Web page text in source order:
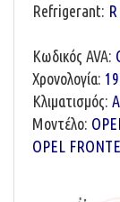
Refrigerant:
Κωδικός AVA:
Χρονολογία:
Κλιματισμός:
Μοντέλο:
OPEL